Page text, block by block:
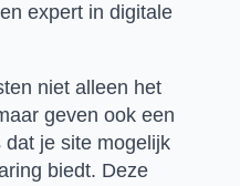
expert in digitale
niet alleen het
geven ook een
je site mogelijk
biedt. Deze